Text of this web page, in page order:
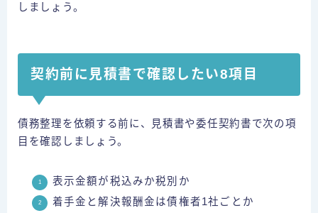
しましょう。
契約前に見積書で確認したい8項目
債務整理を依頼する前に、見積書や委任契約書で次の項
目を確認しましょう。
表示金額が税込みか税別か
着手金と解決報酬金は債権者1社ごとか